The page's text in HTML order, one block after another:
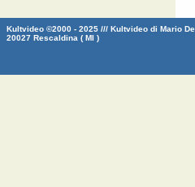
Kultvideo ©2000 - 2025 /// Kultvideo di Mario
20027 Rescaldina ( MI )